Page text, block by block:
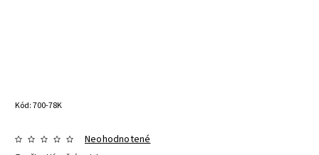
Kód:700-78K
Neohodnotené